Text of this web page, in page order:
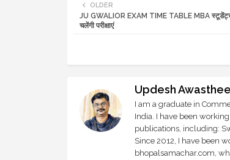
OLDER
JU GWALIOR EXAM TIME TABLE MBA
चलेंगी परीक्षाएं
Updesh Awasthee
I am a graduate in
India. I have been
publications, including:
Since 2012, I have been
bhopalsamachar.com,